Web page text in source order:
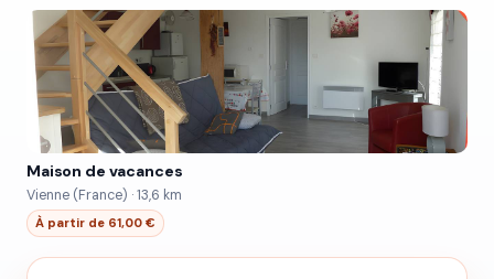
Maison de vacances
Vienne (France) · 13,6 km
À partir de 61,00 €